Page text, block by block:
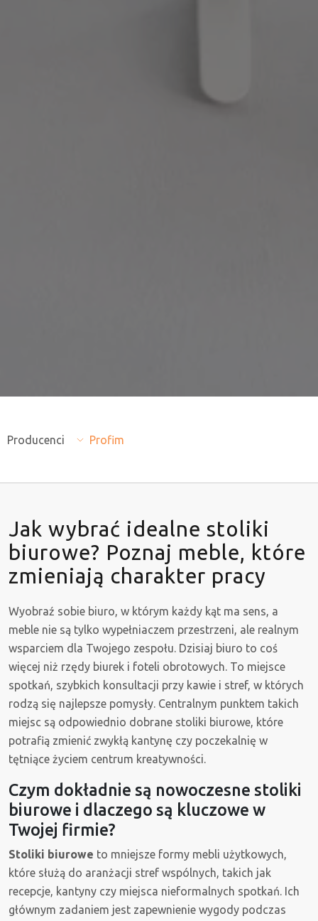
Producenci Profim
Jak wybrać idealne stoliki
biurowe? Poznaj meble, które
zmieniają charakter pracy
Wyobraź sobie biuro, w którym każdy kąt ma sens, a
meble nie są tylko wypełniaczem przestrzeni, ale realnym
wsparciem dla Twojego zespołu. Dzisiaj biuro to coś
więcej niż rzędy biurek i foteli obrotowych. To miejsce
spotkań, szybkich konsultacji przy kawie i stref, w których
rodzą się najlepsze pomysły. Centralnym punktem takich
miejsc są odpowiednio dobrane stoliki biurowe, które
potrafią zmienić zwykłą kantynę czy poczekalnię w
tętniące życiem centrum kreatywności.
Czym dokładnie są nowoczesne stoliki
biurowe i dlaczego są kluczowe w
Twojej firmie?
Stoliki biurowe to mniejsze formy mebli użytkowych,
które służą do aranżacji stref wspólnych, takich jak
recepcje, kantyny czy miejsca nieformalnych spotkań. Ich
głównym zadaniem jest zapewnienie wygody podczas